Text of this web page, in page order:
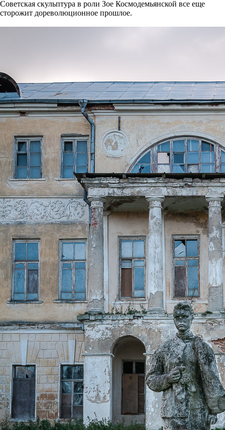
Советская скульптура в роли Зое Космодемьянской все еще
сторожит дореволюционное прошлое.